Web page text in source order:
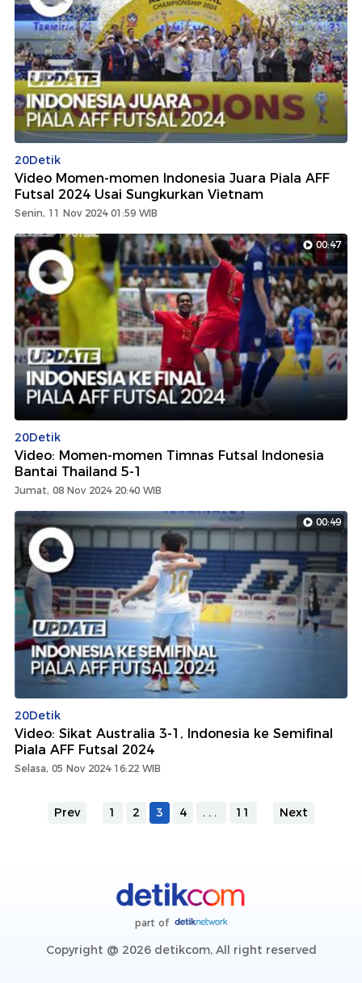
20Detik
Video Momen-momen Indonesia Juara Piala AFF
Futsal 2024 Usai Sungkurkan Vietnam
Senin, 11 Nov 2024 01:59 WIB
00:47
20Detik
Video: Momen-momen Timnas Futsal Indonesia
Bantai Thailand 5-1
Jumat, 08 Nov 2024 20:40 WIB
00:49
20Detik
Video: Sikat Australia 3-1, Indonesia ke Semifinal
Piala AFF Futsal 2024
Selasa, 05 Nov 2024 16:22 WIB
Prev 1 2 3 4 ... 11 Next
part of
Copyright @ 2026 detikcom, All right reserved